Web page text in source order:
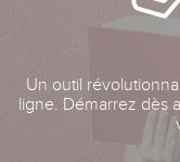
Un outil
ligne. Démarrez dès